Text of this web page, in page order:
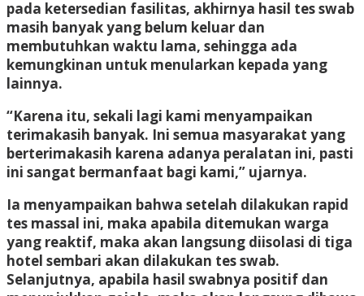
pada ketersedian fasilitas, akhirnya hasil tes swab
masih banyak yang belum keluar dan
membutuhkan waktu lama, sehingga ada
kemungkinan untuk menularkan kepada yang
lainnya.
“Karena itu, sekali lagi kami menyampaikan
terimakasih banyak. Ini semua masyarakat yang
berterimakasih karena adanya peralatan ini, pasti
ini sangat bermanfaat bagi kami,” ujarnya.
Ia menyampaikan bahwa setelah dilakukan rapid
tes massal ini, maka apabila ditemukan warga
yang reaktif, maka akan langsung diisolasi di tiga
hotel sembari akan dilakukan tes swab.
Selanjutnya, apabila hasil swabnya positif dan